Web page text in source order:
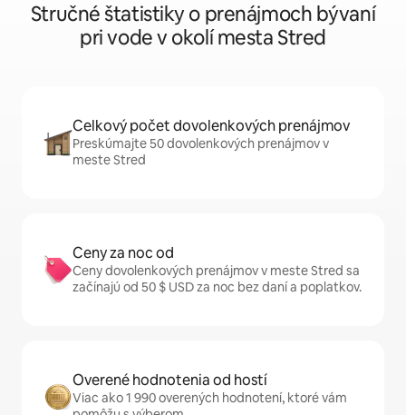
Stručné štatistiky o prenájmoch bývaní
pri vode v okolí mesta Stred
Celkový počet dovolenkových prenájmov
Preskúmajte 50 dovolenkových prenájmov v
meste Stred
Ceny za noc od
Ceny dovolenkových prenájmov v meste Stred sa
začínajú od 50 $ USD za noc bez daní a poplatkov.
Overené hodnotenia od hostí
Viac ako 1 990 overených hodnotení, ktoré vám